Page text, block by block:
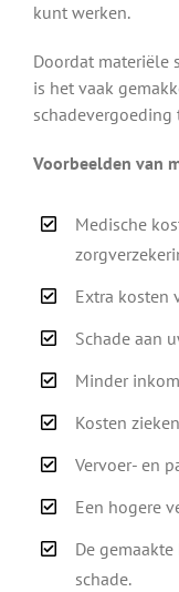
kunt werken.
Doordat materiële
is het vaak
schadevergoeding
Voorbeelden van
Medische
Extra kosten
Schade aan
Minder
Kosten
Vervoer- en
Een hogere
De
schade.